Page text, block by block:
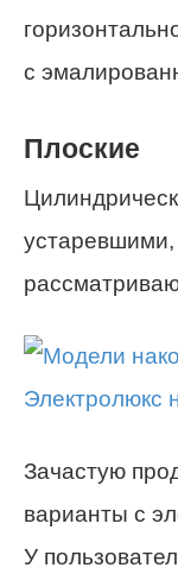
с
Плоские
устаревшими,
Зачастую
варианты с
У